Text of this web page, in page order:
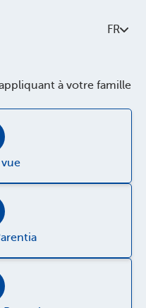
FR
à votre famille
vue